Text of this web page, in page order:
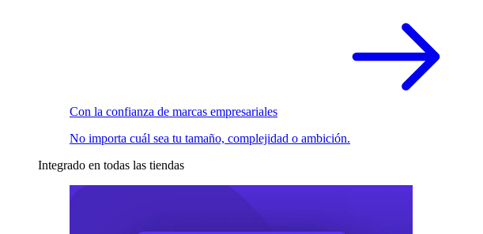
Con la confianza de marcas empresariales
No importa cuál sea tu tamaño, complejidad o ambición.
Integrado en todas las tiendas